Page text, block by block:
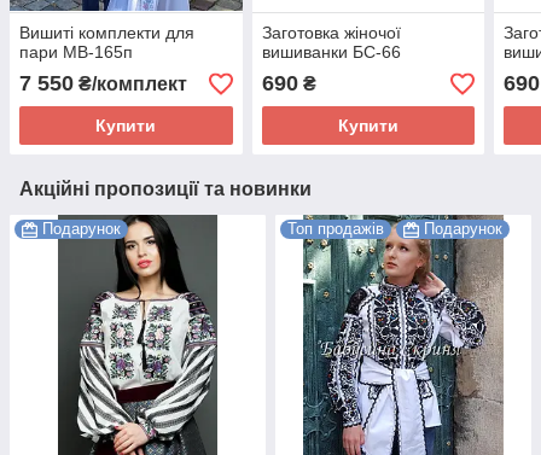
Вишиті комплекти для
пари МВ-165п
7 550 ₴/комплект
Купити
Заготовка жіночої
вишиванки БС-66
690₴
Купити
690
Акційні пропозиції та новинки
Подарунок Топ продажів Подарунок